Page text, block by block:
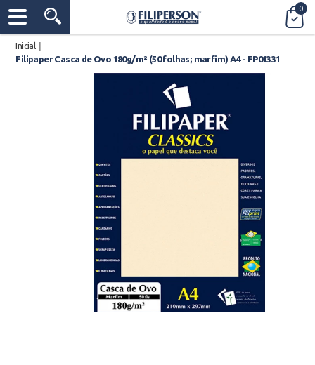
0
Inicial
Filipaper Casca de Ovo 180g/m² (50 folhas; marfim) A4 - FP01331